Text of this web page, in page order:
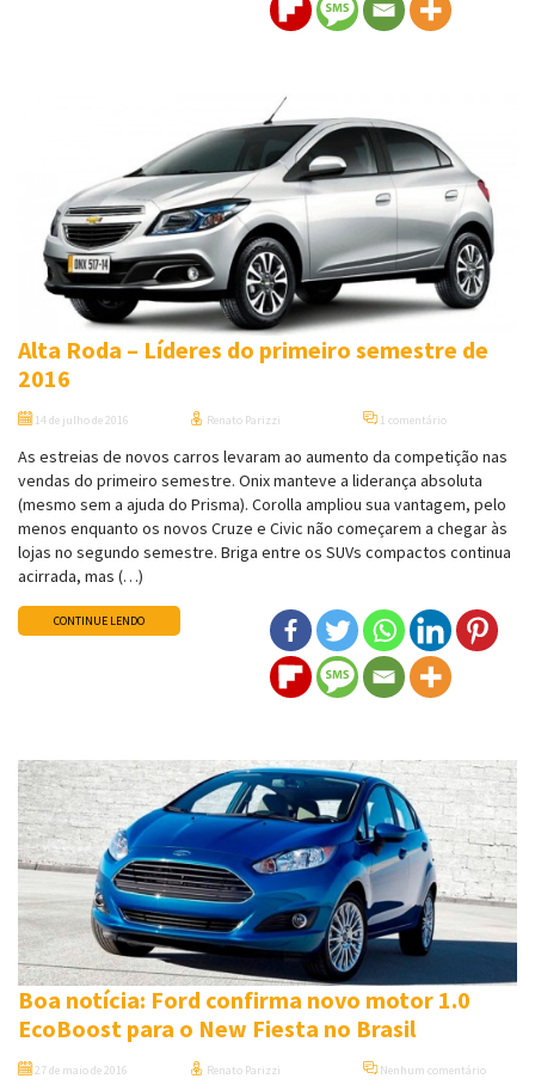
Alta Roda – Líderes do primeiro semestre de
2016
14 de julho de 2016 Renato Parizzi 1 comentário
As estreias de novos carros levaram ao aumento da competição nas
vendas do primeiro semestre. Onix manteve a liderança absoluta
(mesmo sem a ajuda do Prisma). Corolla ampliou sua vantagem, pelo
menos enquanto os novos Cruze e Civic não começarem a chegar às
lojas no segundo semestre. Briga entre os SUVs compactos continua
acirrada, mas (…)
CONTINUE LENDO
Boa notícia: Ford confirma novo motor 1.0
EcoBoost para o New Fiesta no Brasil
27 de maio de 2016 Renato Parizzi Nenhum comentário